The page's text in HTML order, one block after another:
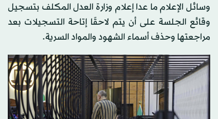
وسائل الإعلام ما عدا إعلام وزارة العدل المكلف بتسجيل
وقائع الجلسة على أن يتم لاحقًا إتاحة التسجيلات بعد
مراجعتها وحذف أسماء الشهود والمواد السرية.